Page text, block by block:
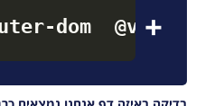
-dom